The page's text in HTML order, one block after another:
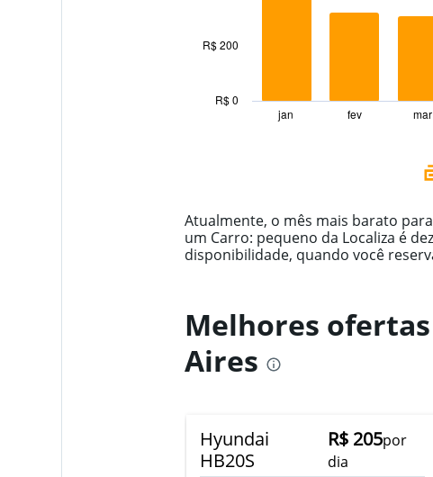
has
14
categories.
The
chart
Y
axis
displaying
values.
600.
jan fev mar
R$ 0
R$ 200
Atualmente, o mês mais barato
um Carro: pequeno da Localiza é
disponibilidade, quando você
Melhores
Aires
Hyundai
HB20S
R$ 205por
dia